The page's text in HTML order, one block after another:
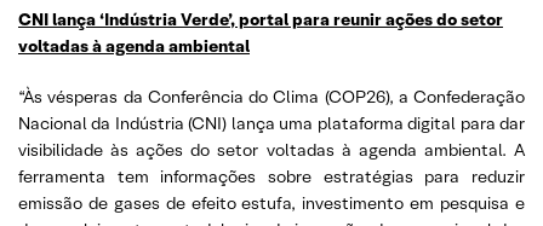
CNI lança ‘Indústria Verde’, portal para reunir ações do setor
voltadas à agenda ambiental
“Às vésperas da Conferência do Clima (COP26), a Confederação
Nacional da Indústria (CNI) lança uma plataforma digital para dar
visibilidade às ações do setor voltadas à agenda ambiental. A
ferramenta tem informações sobre estratégias para reduzir
emissão de gases de efeito estufa, investimento em pesquisa e